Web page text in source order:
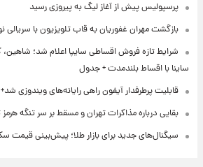
پرسپولیس پیش از آغاز لیگ به پیروزی رسید
بازگشت مهران غفوریان به قاب تلویزیون با سریالی
شرایط تازه فروش اقساطی سایپا اعلام شد؛
ساینا با اقساط بلندمدت + جدول
قابلیت پرطرفدار آیفون راهی رایانه‌های ویندوزی
بقایی درباره مذاکرات تهران و مسقط بر سر تنگه
سیگنال‌های جدید برای بازار طلا؛ پیش‌بینی قیمت